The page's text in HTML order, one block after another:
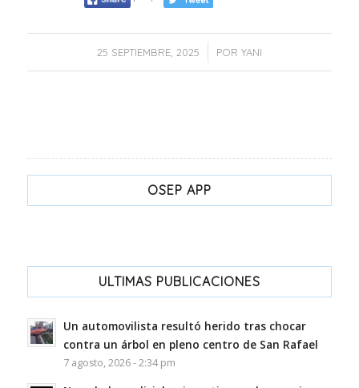
25 SEPTIEMBRE, 2025
/ POR YANI
OSEP APP
ULTIMAS PUBLICACIONES
Un automovilista resultó herido tras chocar
contra un árbol en pleno centro de San Rafael
7 agosto, 2026 - 2:34 pm